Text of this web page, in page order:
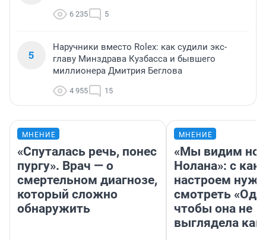
6 235 5
5
Наручники вместо Rolex: как судили экс-
главу Минздрава Кузбасса и бывшего
миллионера Дмитрия Беглова
4 955 15
МНЕНИЕ
«Спуталась речь, понес
пургу». Врач — о
смертельном диагнозе,
который сложно
обнаружить
МНЕНИЕ
«Мы видим
Нолана»: с
настроем
смотреть
чтобы она не
выглядела как